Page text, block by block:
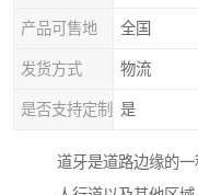
产品可售地 全国
发货方式 物流
是否支持定制 是
道牙是道路边缘的一